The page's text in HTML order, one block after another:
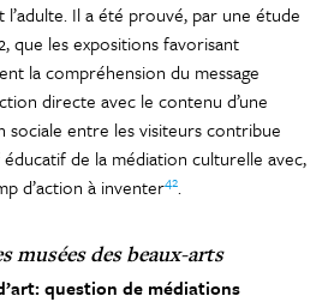
l’adulte. Il a été prouvé, par une étude
que les expositions favorisant
la compréhension du message
directe avec le contenu d’une
sociale entre les visiteurs contribue
de la médiation culturelle avec,
d’action à inventer42.
musées des beaux-arts
question de médiations